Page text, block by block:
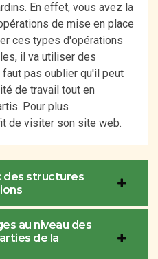
En effet, vous avez la
de mise en place
ces types d'opérations
il va utiliser des
pas oublier qu'il peut
de travail tout en
Pour plus
de visiter son site web.
des structures
au niveau des
de la